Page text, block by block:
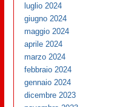
luglio 2024
giugno 2024
maggio 2024
aprile 2024
marzo 2024
febbraio 2024
gennaio 2024
dicembre 2023